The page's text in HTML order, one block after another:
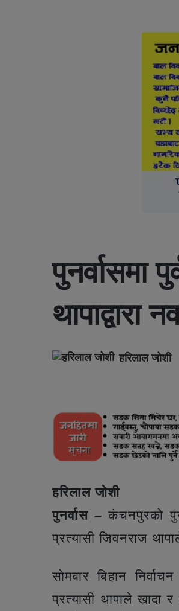
पुनर्वासमा
थापाद्वारा
हरिलाल जोशी
हरिलाल जोशी
पुनर्वास – कंचनपुरको
प्रत्यासी जिवनराज
सोमबार बिहान
प्रत्यासी थापाले खादा